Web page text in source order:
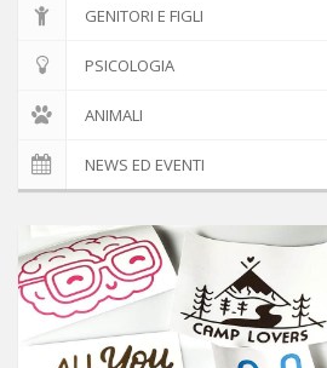
GENITORI E FIGLI
PSICOLOGIA
ANIMALI
NEWS ED EVENTI